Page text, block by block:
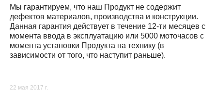
Мы гарантируем, что наш Продукт не содержит
дефектов материалов, производства и конструкции.
Данная гарантия действует в течение 12-ти месяцев с
момента ввода в эксплуатацию или 5000 моточасов с
момента установки Продукта на технику (в
зависимости от того, что наступит раньше).
22 мая 2017 г.